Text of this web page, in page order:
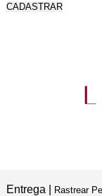
CADASTRAR
Entrega | Rastrear